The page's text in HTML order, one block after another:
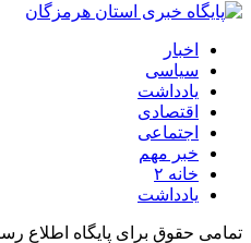
اخبار
سیاسی
یادداشت
اقتصادی
اجتماعی
خبر مهم
خانه ۲
یادداشت
تمامی حقوق برای پایگاه اطلاع